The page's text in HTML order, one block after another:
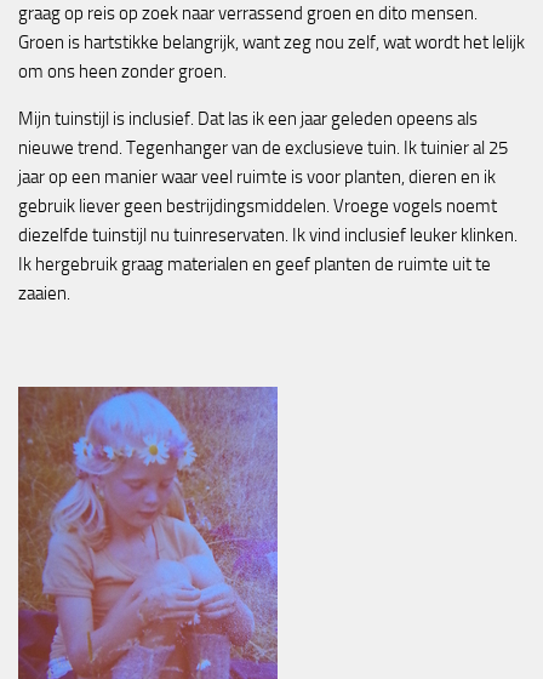
graag op reis op zoek naar verrassend groen en dito mensen.
Groen is hartstikke belangrijk, want zeg nou zelf, wat wordt het lelijk
om ons heen zonder groen.
Mijn tuinstijl is inclusief. Dat las ik een jaar geleden opeens als
nieuwe trend. Tegenhanger van de exclusieve tuin. Ik tuinier al 25
jaar op een manier waar veel ruimte is voor planten, dieren en ik
gebruik liever geen bestrijdingsmiddelen. Vroege vogels noemt
diezelfde tuinstijl nu tuinreservaten. Ik vind inclusief leuker klinken.
Ik hergebruik graag materialen en geef planten de ruimte uit te
zaaien.